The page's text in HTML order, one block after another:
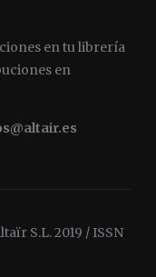
en tu librería
en
S.L. 2019 / ISSN